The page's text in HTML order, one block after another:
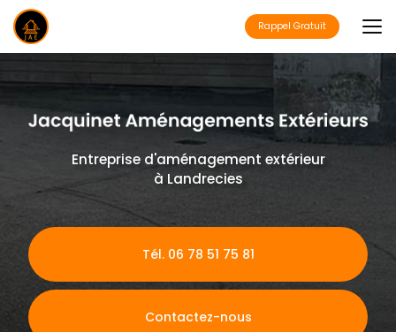
Aller
au
contenu
principal
Rappel Gratuit
Entreprise d'aménagement extérieur
à Landrecies
Tél. 06 78 51 75 81
Contactez-nous